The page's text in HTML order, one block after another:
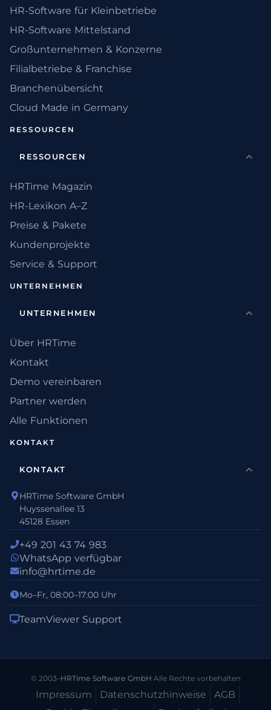
HR-Software für Kleinbetriebe
HR-Software Mittelstand
Großunternehmen & Konzerne
Filialbetriebe & Franchise
Branchenübersicht
Cloud Made in Germany
RESSOURCEN
RESSOURCEN
HRTime Magazin
HR-Lexikon A–Z
Preise & Pakete
Kundenprojekte
Service & Support
UNTERNEHMEN
UNTERNEHMEN
Über HRTime
Kontakt
Demo vereinbaren
Partner werden
Alle Funktionen
KONTAKT
KONTAKT
HRTime Software GmbH
Huyssenallee 13
45128 Essen
+49 201 43 74 983
WhatsApp verfügbar
info@hrtime.de
Mo–Fr, 08:00–17:00 Uhr
TeamViewer Support
© 2003–HRTime Software GmbH·Alle Rechte vorbehalten
Impressum Datenschutz­hinweise
AGB